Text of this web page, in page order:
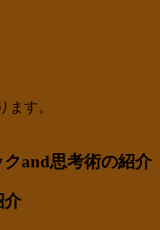
ます。
クand思考術の紹介
介